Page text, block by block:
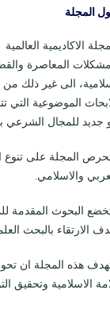
المجلة
الاكاديمية
المعاصرة
الى غير ذلك
الموضوعية التي
جديد للمجال الشرعي
المجلة على تنوع
والاسلامي.
البحوث المقدمة
الارتقاء بالبحث
هذه المجلة ان
الاسلامية وتحقيق